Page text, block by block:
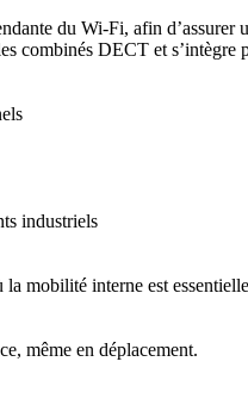
du Wi-Fi, afin
combinés DECT et
industriels
mobilité interne est
même en déplacement.